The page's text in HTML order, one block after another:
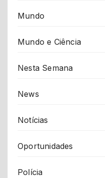
Mundo
Mundo e Ciência
Nesta Semana
News
Notícias
Oportunidades
Polícia